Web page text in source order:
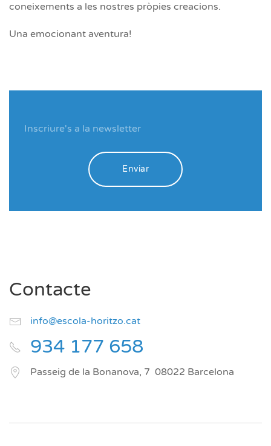
coneixements a les nostres pròpies creacions.
Una emocionant aventura!
Enviar
Contacte
info@escola-horitzo.cat
934 177 658
Passeig de la Bonanova, 7 08022 Barcelona